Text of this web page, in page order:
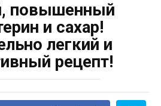
повышенный
и сахар!
легкий и
рецепт!